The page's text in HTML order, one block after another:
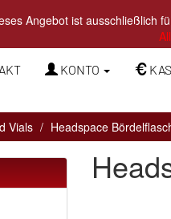
Angebot ist ausschließlich
KONTO
Vials Headspace